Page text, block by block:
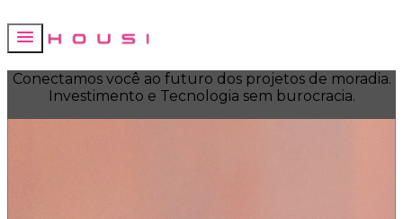
Conectamos você ao futuro dos projetos de moradia.
Investimento e Tecnologia sem burocracia.